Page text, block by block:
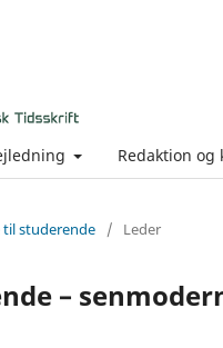
Redaktion og
til studerende / Leder
–